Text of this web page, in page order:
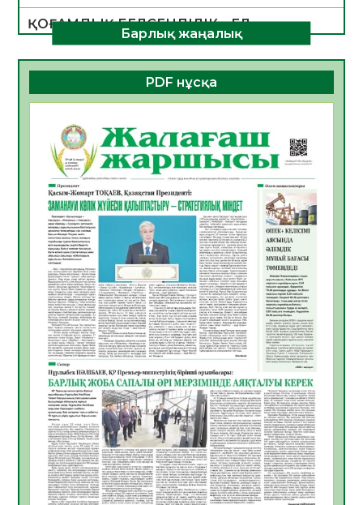
ҚОҒАМДЫҚ БЕЛСЕНДІЛІК – ЕЛ
ДАМУЫНЫҢ НЕГІЗІ
06.08.2026
28 0
ҚҰРЫЛТАЙ САЙЛАУЫ – БОЛАШАҚҚА
БАСТАР ЖАУАПТЫ ТАҢДАУ
06.08.2026
Инфекциялық ауруларға қарсы иммундау
жұмыстарының тиімділігі
06.08.2026
Көкжөтел ауруы туралы
06.08.2026
28
АПВ вакцинасы туралы мәлімет
06.08.2026
29
Open Air: Қызылорда облысы полиция
департаменті 20 мыңнан астам
көрерменнің қауіпсіздігін қамтамасыз етті
06.08.2026
40
ҚЫЗЫЛОРДАДА «САНАЛЫ ҰРПАҚ –
ЖАРҚЫН БОЛАШАҚ» АТТЫ КЕҢЕЙТІЛГЕН
МӘЖІЛІС ӨТТІ
05.08.2026
40
Барлық жаңалық
PDF нұсқа